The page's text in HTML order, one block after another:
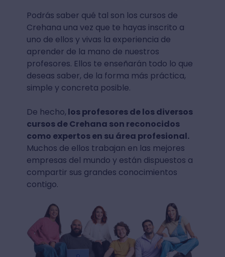
Podrás saber qué tal son los cursos de
Crehana una vez que te hayas inscrito a
uno de ellos y vivas la experiencia de
aprender de la mano de nuestros
profesores. Ellos te enseñarán todo lo que
deseas saber, de la forma más práctica,
simple y concreta posible.
De hecho, los profesores de los diversos
cursos de Crehana son reconocidos
como expertos en su área profesional.
Muchos de ellos trabajan en las mejores
empresas del mundo y están dispuestos a
compartir sus grandes conocimientos
contigo.